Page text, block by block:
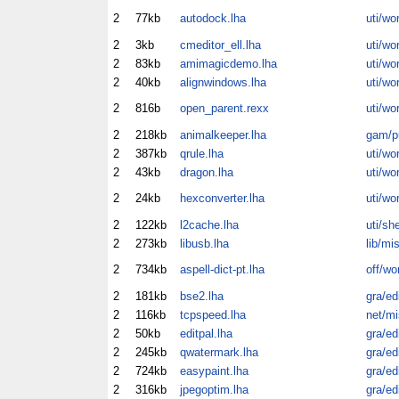
2
77kb autodock.lha
uti/wor
2
3kb cmeditor_ell.lha
uti/wor
2
83kb amimagicdemo.lha
uti/wor
2
40kb alignwindows.lha
uti/wor
2
816b open_parent.rexx
uti/wor
2
218kb animalkeeper.lha
gam/
2
387kb qrule.lha
uti/wor
2
43kb dragon.lha
uti/wor
2
24kb hexconverter.lha
uti/wor
2
122kb l2cache.lha
uti/
2
273kb libusb.lha
lib/mis
2
734kb aspell-dict-pt.lha
off/
2
181kb bse2.lha
gra/
2
116kb tcpspeed.lha
net/
2
50kb editpal.lha
gra/
2
245kb qwatermark.lha
gra/
2
724kb easypaint.lha
gra/
2
316kb jpegoptim.lha gra/